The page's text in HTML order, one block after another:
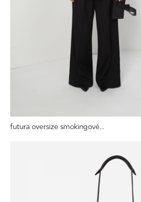
futura oversize smokingové...